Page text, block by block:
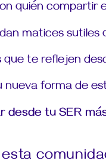
quién compartir
matices sutiles
que te reflejen
nueva forma de
tu SER